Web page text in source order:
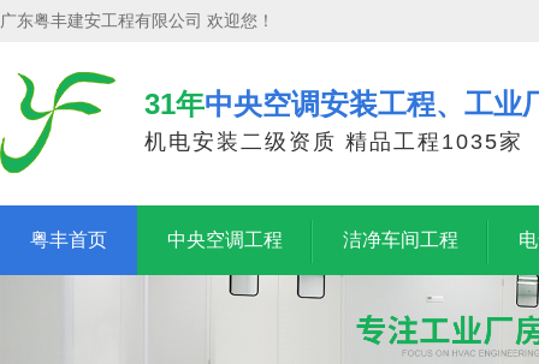
广东粤丰建安工程有限公司 欢迎您！
31年中央空调安装工程、工业
机电安装二级资质 精品工程1035家
粤丰首页 中央空调工程 洁净车间工程